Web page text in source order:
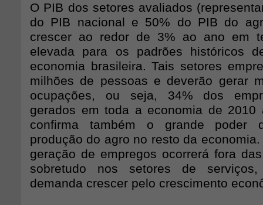
O PIB dos setores avaliados
do PIB nacional e 50% do PIB do
crescer ao redor de 3% ao ano em
elevada para os padrões históricos
economia brasileira. Tais setores
milhões de pessoas e deverão gerar
ocupações, ou seja, 34% dos
gerados em toda a economia de 2010
confirma também o grande poder
produção do agro no resto da
geração de empregos ocorrerá fora
sobretudo nos setores de
demanda crescer pelo crescimento